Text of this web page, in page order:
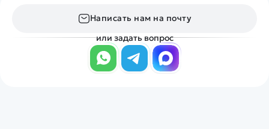
Написать нам на почту
или задать вопрос